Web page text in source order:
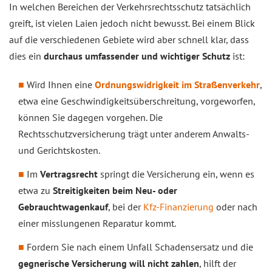
In welchen Bereichen der Verkehrsrechtsschutz tatsächlich
greift, ist vielen Laien jedoch nicht bewusst. Bei einem Blick
auf die verschiedenen Gebiete wird aber schnell klar, dass
dies ein durchaus umfassender und wichtiger Schutz ist:
Wird Ihnen eine Ordnungswidrigkeit im Straßenverkehr,
etwa eine Geschwindigkeitsüberschreitung, vorgeworfen,
können Sie dagegen vorgehen. Die
Rechtsschutzversicherung trägt unter anderem Anwalts-
und Gerichtskosten.
Im Vertragsrecht springt die Versicherung ein, wenn es
etwa zu Streitigkeiten beim Neu- oder
Gebrauchtwagenkauf, bei der Kfz-Finanzierung oder nach
einer misslungenen Reparatur kommt.
Fordern Sie nach einem Unfall Schadensersatz und die
gegnerische Versicherung will nicht zahlen, hilft der